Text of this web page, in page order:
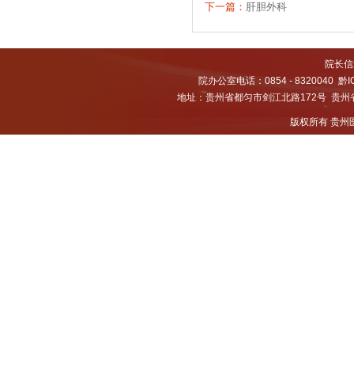
下一篇： 肝胆外科
院长
院办公室电话：0854 - 8320040黔
地址：贵州省都匀市剑江北路172号 贵
版权所有 贵州